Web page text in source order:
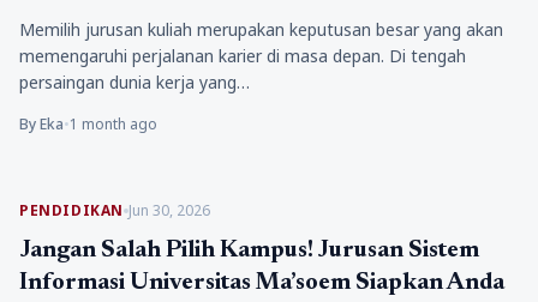
Memilih jurusan kuliah merupakan keputusan besar yang akan
memengaruhi perjalanan karier di masa depan. Di tengah
persaingan dunia kerja yang…
By Eka•1 month ago
PENDIDIKAN Jun 30, 2026
Jangan Salah Pilih Kampus! Jurusan Sistem
Informasi Universitas Ma’soem Siapkan Anda